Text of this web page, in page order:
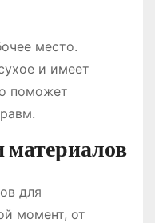
место.
и имеет
поможет
для
момент, от